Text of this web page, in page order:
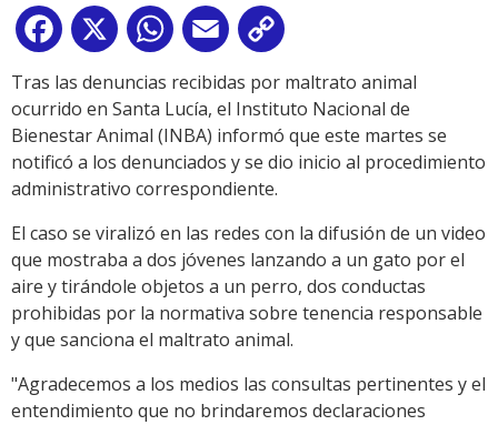
Facebook
X WhatsApp
Email
Link
Tras las denuncias recibidas por maltrato animal
ocurrido en Santa Lucía, el Instituto Nacional de
Bienestar Animal (INBA) informó que este martes se
notificó a los denunciados y se dio inicio al procedimiento
administrativo correspondiente.
El caso se viralizó en las redes con la difusión de un video
que mostraba a dos jóvenes lanzando a un gato por el
aire y tirándole objetos a un perro, dos conductas
prohibidas por la normativa sobre tenencia responsable
y que sanciona el maltrato animal.
"Agradecemos a los medios las consultas pertinentes y el
entendimiento que no brindaremos declaraciones